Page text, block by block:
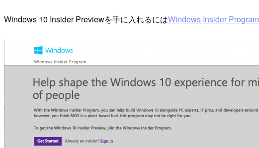
Windows 10 Insider Previewを手に入れるにはWindows Insider Program